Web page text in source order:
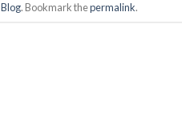
Blog. Bookmark thepermalink.